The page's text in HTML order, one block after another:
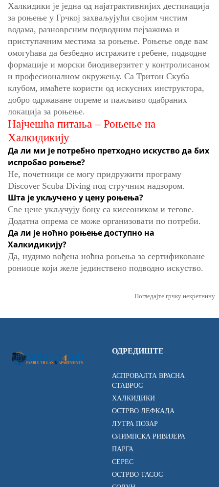
Халкидики је једна од најатрактивнијих дестинација
за роњење у Грчкој захваљујући својим чистим
водама, разноврсним подводним пејзажима и
приступачним местима за роњење. Роњење овде вам
омогућава да безбедно истражите гребене, подводне
формације и морски биодиверзитет у контролисаном
и професионалном окружењу. Са Тритон Скуба
клубом, имаћете користи од искусних инструктора,
добро одржаване опреме и пажљиво одабраних
локација за роњење.
Најчешћа питања – Роњење на
Халкидикију
Да ли ми је потребно претходно искуство да бих
испробао роњење?
Не, почетници се могу придружити програму
Discover Scuba Diving под стручним надзором.
Шта је укључено у цену роњења?
Све цене укључују боцу са кисеоником и тегове.
Додатна опрема се може организовати по потреби.
Да ли је ноћно роњење доступно на
Халкидикију?
Да, нудимо вођена ноћна роњења за сертификоване
рониоце који желе јединствено подводно искуство.
Погледајте грчку некретнину
ОДРЕДИШТЕ
АСПРОВАЛТА ВРАСНА
СТАВРОС
ХАЛКИДИКИ
ОСТРВО ЛЕФКАДА
ЛУТРА ПОЗАР
ОЛИМПСКА РИВИЈЕРА
ПАРГА
СЕРЕС
ОСТРВО ТАСОС